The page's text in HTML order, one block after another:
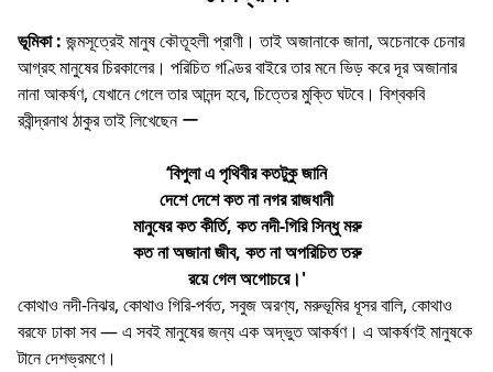
ভূমিকা : জন্মসূত্রেই মানুষ কৌতূহলী প্রাণী। তাই অজানাকে জানা, অচেনাকে চেনার
আগ্রহ মানুষের চিরকালের। পরিচিত গণ্ডির বাইরে তার মনে ভিড় করে দূর অজানার
নানা আকর্ষণ, যেখানে গেলে তার আনন্দ হবে, চিত্তের মুক্তি ঘটবে। বিশ্বকবি
রবীন্দ্রনাথ ঠাকুর তাই লিখেছেন ー
‘বিপুলা এ পৃথিবীর কতটুকু জানি
দেশে দেশে কত না নগর রাজধানী
মানুষের কত কীর্তি, কত নদী-গিরি সিন্ধু মরু
কত না অজানা জীব, কত না অপরিচিত তরু
রয়ে গেল অগােচরে।'
কোথাও নদী-নিঝর, কোথাও গিরি-পর্বত, সবুজ অরণ্য, মরুভূমির ধূসর বালি, কোথাও
বরফে ঢাকা সব — এ সবই মানুষের জন্য এক অদ্ভুত আকর্ষণ। এ আকর্ষণই মানুষকে
টানে দেশভ্রমণে।